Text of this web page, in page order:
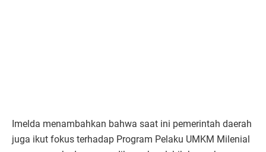
Imelda menambahkan bahwa saat ini pemerintah daerah
juga ikut fokus terhadap Program Pelaku UMKM Milenial